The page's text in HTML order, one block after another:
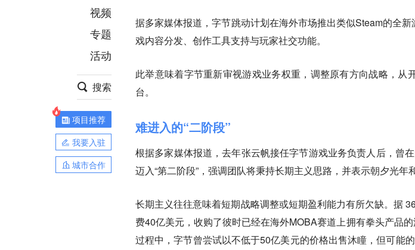
财经
项目推荐
安徽
视频
专题
活动
搜索
项目推荐
我要入驻
城市合作
据多家媒体报道，字节跳动计划在海外市场推出类似Steam的全
戏内容分发、创作工具支持与玩家社交功能。
此举意味着字节重新审视游戏业务权重，调整原有方向战略，从
台。
难进入的“二阶段”
根据多家媒体报道，去年张云帆接任字节游戏业务负责人后，曾
迈入“第二阶段”，强调团队将秉持长期主义思路，并表示朝夕光年
长期主义往往意味着短期战略调整或短期盈利能力有所欠缺。据
费40亿美元，收购了彼时已经在海外MOBA赛道上拥有拳头产品
过程中，字节曾尝试以不低于50亿美元的价格出售沐瞳，但可能